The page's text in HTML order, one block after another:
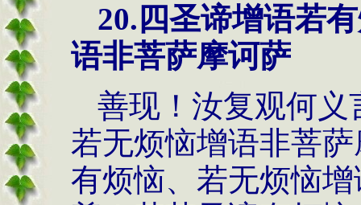
20. 四圣谛增语若
语非菩萨摩诃萨
善现！汝复观何
若无烦恼增语非菩
有烦恼、若无烦恼